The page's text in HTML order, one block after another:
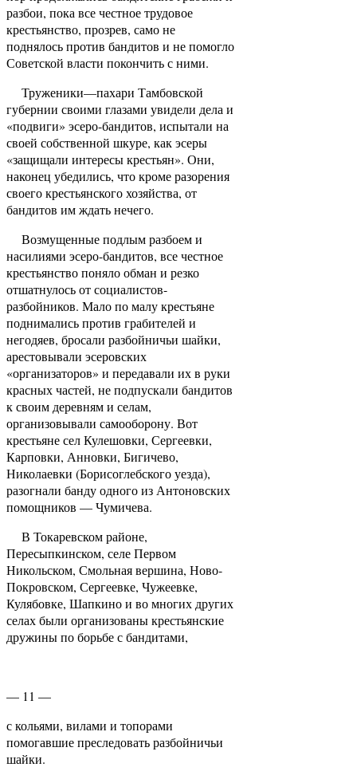
разбои, пока все честное трудовое
крестьянство, прозрев, само не
поднялось против бандитов и не помогло
Советской власти покончить с ними.
Труженики—пахари Тамбовской
губернии своими глазами увидели дела и
«подвиги» эсеро-бандитов, испытали на
своей собственной шкуре, как эсеры
«защищали интересы крестьян». Они,
наконец убедились, что кроме разорения
своего крестьянского хозяйства, от
бандитов им ждать нечего.
Возмущенные подлым разбоем и
насилиями эсеро-бандитов, все честное
крестьянство поняло обман и резко
отшатнулось от социалистов-
разбойников. Мало по малу крестьяне
поднимались против грабителей и
негодяев, бросали разбойничьи шайки,
арестовывали эсеровских
«организаторов» и передавали их в руки
красных частей, не подпускали бандитов
к своим деревням и селам,
организовывали самооборону. Вот
крестьяне сел Кулешовки, Сергеевки,
Карповки, Анновки, Бигичево,
Николаевки (Борисоглебского уезда),
разогнали банду одного из Антоновских
помощников — Чумичева.
В Токаревском районе,
Пересыпкинском, селе Первом
Никольском, Смольная вершина, Ново-
Покровском, Сергеевке, Чужеевке,
Кулябовке, Шапкино и во многих других
селах были организованы крестьянские
дружины по борьбе с бандитами,
— 11 —
с кольями, вилами и топорами
помогавшие преследовать разбойничьи
шайки.